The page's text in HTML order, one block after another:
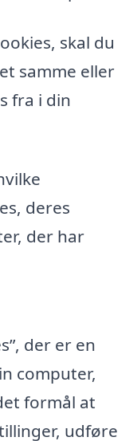
skal du
samme eller
fra i din
deres
der har
der er en
computer,
formål at
udføre